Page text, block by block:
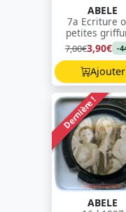
ABELE
7a Ecriture
petites
7,00€3,90€ -
Ajouter
Dernière !
ABELE